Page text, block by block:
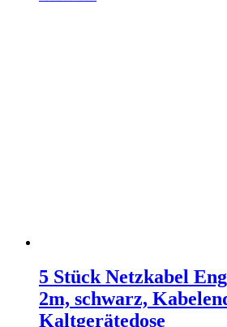
5 Stück Netzkabel
2m, schwarz,
Kaltgerätedose